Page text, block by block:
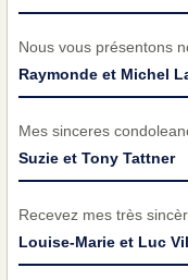
Nous vous présentons
Raymonde et Michel
Mes sinceres
Suzie et Tony Tattner
Recevez mes très
Louise-Marie et Luc